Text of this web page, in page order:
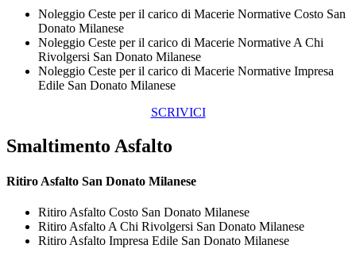
Noleggio Ceste per il carico di Macerie Normative Costo San
Donato Milanese
Noleggio Ceste per il carico di Macerie Normative A Chi
Rivolgersi San Donato Milanese
Noleggio Ceste per il carico di Macerie Normative Impresa
Edile San Donato Milanese
SCRIVICI
Smaltimento Asfalto
Ritiro Asfalto San Donato Milanese
Ritiro Asfalto Costo San Donato Milanese
Ritiro Asfalto A Chi Rivolgersi San Donato Milanese
Ritiro Asfalto Impresa Edile San Donato Milanese